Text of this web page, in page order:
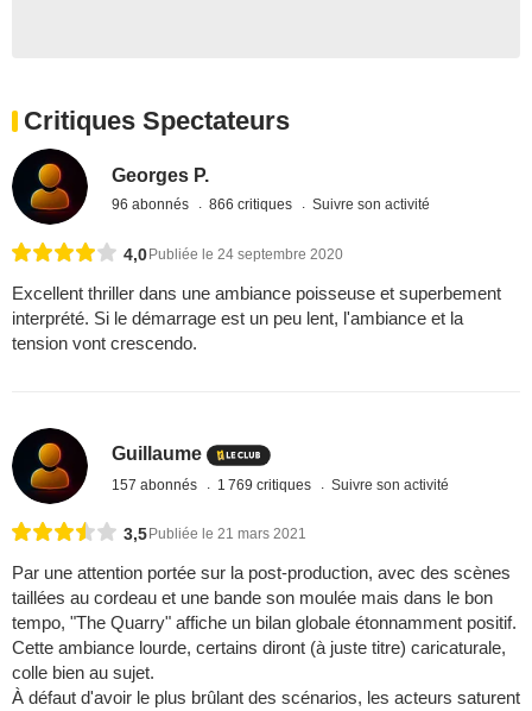
Critiques Spectateurs
Georges P.
96 abonnés 866 critiques Suivre son activité
4,0Publiée le 24 septembre 2020
Excellent thriller dans une ambiance poisseuse et superbement
interprété. Si le démarrage est un peu lent, l'ambiance et la
tension vont crescendo.
Guillaume
157 abonnés 1 769 critiques Suivre son activité
3,5 Publiée le 21 mars 2021
Par une attention portée sur la post-production, avec des scènes
taillées au cordeau et une bande son moulée mais dans le bon
tempo, "The Quarry" affiche un bilan globale étonnamment positif.
Cette ambiance lourde, certains diront (à juste titre) caricaturale,
colle bien au sujet.
À défaut d'avoir le plus brûlant des scénarios, les acteurs saturent